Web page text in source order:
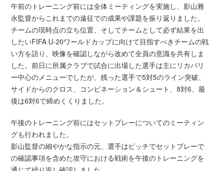
午前のトレーニング前には全体ミーティングを実施し、影山雅
永監督からこれまでの遠征での成果や課題を振り返りました。
チームの現時点の立ち位置、そしてチームとして必ず結果を出
したいFIFA U-20ワールドカップに向けて目指すべきチームの戦
い方を語り、映像を確認しながら改めて全員の意識を共有しま
した。前日に所属クラブで試合に出場した選手は主にリカバリ
ー中心のメニューでしたが、残った選手で5対5のライン突破、
サイドからのクロス、コンビネーション＆シュート、8対6、最
後は6対6で締めくくりました。
午後のトレーニング前にはセットプレーについてのミーティン
グも行われました。
影山監督の細やかな指示の元、選手はピッチでセットプレーで
の確認事項を含めた攻守における戦術を午後のトレーニングを